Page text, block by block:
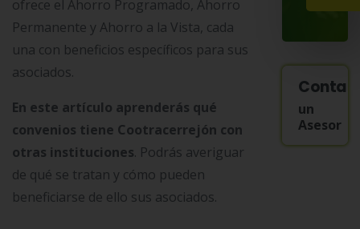
ofrece el Ahorro Programado, Ahorro
Permanente y Ahorro a la Vista, cada
una con beneficios específicos para sus
asociados.
En este artículo aprenderás qué
convenios tiene Cootracerrejón con
otras instituciones. Podrás averiguar
de qué se tratan y cómo pueden
beneficiarse de ello sus asociados.
un
Asesor